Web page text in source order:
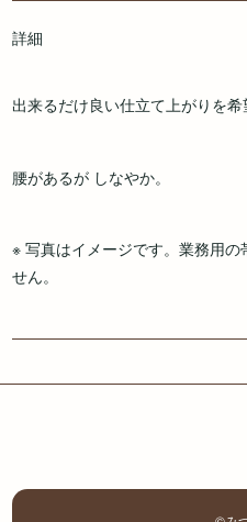
詳細
出来るだけ良い仕立て上がりを希
腰があるが しなやか。
※ 写真はイメージです。業務用
せん。